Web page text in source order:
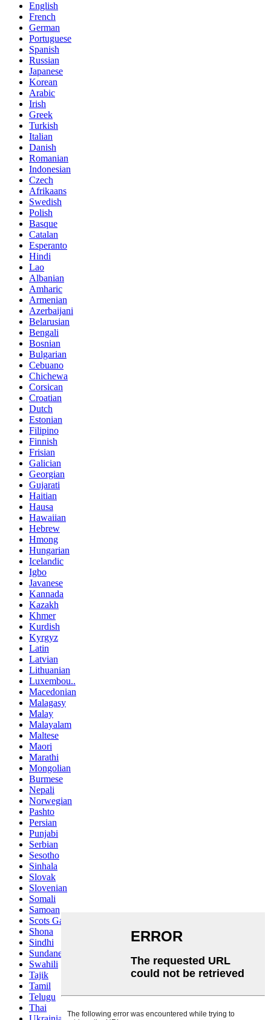
English
French
German
Portuguese
Spanish
Russian
Japanese
Korean
Arabic
Irish
Greek
Turkish
Italian
Danish
Romanian
Indonesian
Czech
Afrikaans
Swedish
Polish
Basque
Catalan
Esperanto
Hindi
Lao
Albanian
Amharic
Armenian
Azerbaijani
Belarusian
Bengali
Bosnian
Bulgarian
Cebuano
Chichewa
Corsican
Croatian
Dutch
Estonian
Filipino
Finnish
Frisian
Galician
Georgian
Gujarati
Haitian
Hausa
Hawaiian
Hebrew
Hmong
Hungarian
Icelandic
Igbo
Javanese
Kannada
Kazakh
Khmer
Kurdish
Kyrgyz
Latin
Latvian
Lithuanian
Luxembou..
Macedonian
Malagasy
Malay
Malayalam
Maltese
Maori
Marathi
Mongolian
Burmese
Nepali
Norwegian
Pashto
Persian
Punjabi
Serbian
Sesotho
Sinhala
Slovak
Slovenian
Somali
Samoan
Scots Gaelic
Shona
Sindhi
Sundanese
Swahili
Tajik
Tamil
Telugu
Thai